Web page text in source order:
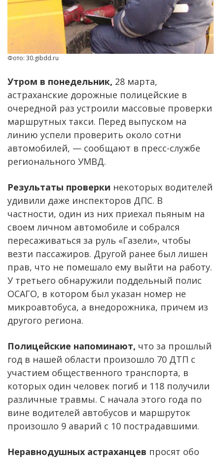
Фото: 30.gibdd.ru
Утром в понедельник, 28 марта,
астраханские дорожные полицейские в
очередной раз устроили массовые проверки
маршрутных такси. Перед выпуском на
линию успели проверить около сотни
автомобилей, — сообщают в пресс-службе
регионального УМВД.
Результаты проверки некоторых водителей
удивили даже инспекторов ДПС. В
частности, один из них приехал пьяным на
своем личном автомобиле и собрался
пересаживаться за руль «Газели», чтобы
везти пассажиров. Другой ранее был лишен
прав, что не помешало ему выйти на работу.
У третьего обнаружили поддельный полис
ОСАГО, в котором был указан номер не
микроавтобуса, а внедорожника, причем из
другого региона.
Полицейские напоминают, что за прошлый
год в нашей области произошло 70 ДТП с
участием общественного транспорта, в
которых один человек погиб и 118 получили
различные травмы. С начала этого года по
вине водителей автобусов и маршруток
произошло 9 аварий с 10 пострадавшими.
Неравнодушных астраханцев просят обо